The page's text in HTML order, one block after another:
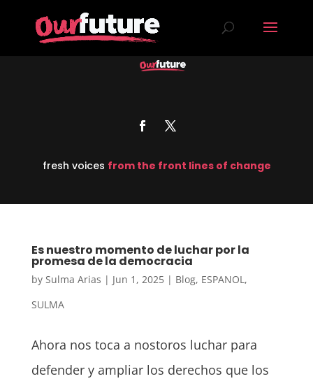
fresh voices from the front lines of change
Es nuestro momento de luchar por la
promesa de la democracia
by Sulma Arias | Jun 1, 2025| Blog, ESPANOL,
SULMA
Ahora nos toca a nostoros luchar para
defender y ampliar los derechos que los